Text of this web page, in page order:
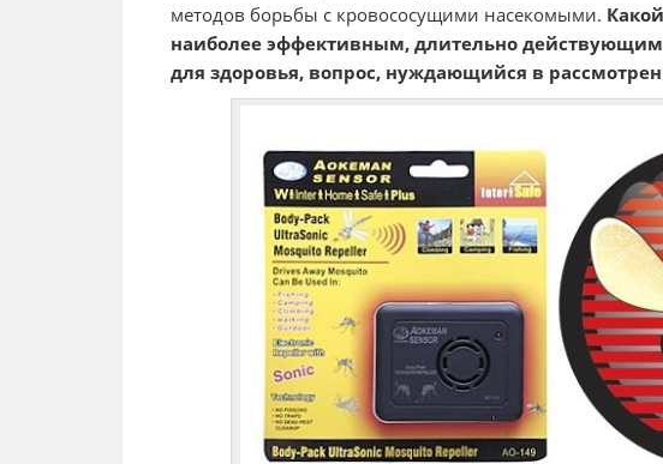
методов борьбы с кровососущими насекомыми.
наиболее эффективным, длительно действующим
для здоровья, вопрос, нуждающийся в